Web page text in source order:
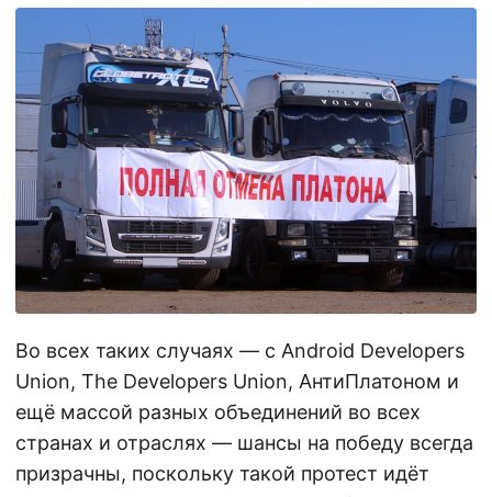
Во всех таких случаях — с Android Developers
Union, The Developers Union, АнтиПлатоном и
ещё массой разных объединений во всех
странах и отраслях — шансы на победу всегда
призрачны, поскольку такой протест идёт